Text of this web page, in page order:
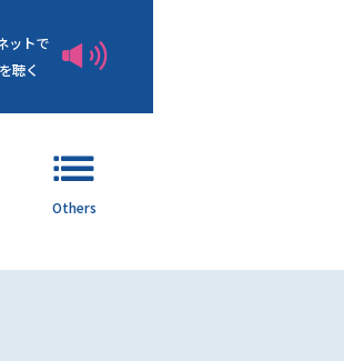
ットで
聴く
Others